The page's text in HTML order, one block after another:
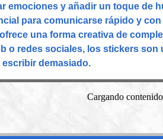
emociones y añadir un toque de
para comunicarse rápido y
una forma creativa de
o redes sociales, los stickers
demasiado.
Cargando